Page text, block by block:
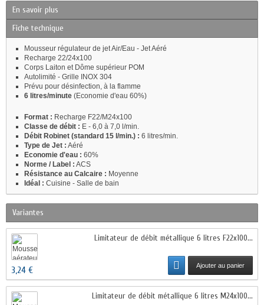
En savoir plus
Fiche technique
Mousseur régulateur de jet Air/Eau - Jet Aéré
Recharge 22/24x100
Corps Laiton et Dôme supérieur POM
Autolimité - Grille INOX 304
Prévu pour désinfection, à la flamme
6 litres/minute (Economie d'eau 60%)
Format : Recharge F22/M24x100
Classe de débit : E - 6,0 à 7,0 l/min.
Débit Robinet (standard 15 l/min.) : 6 litres/min.
Type de Jet : Aéré
Economie d'eau : 60%
Norme / Label : ACS
Résistance au Calcaire : Moyenne
Idéal : Cuisine - Salle de bain
Variantes
Limitateur de débit métallique 6 litres F22x100...
3,24 € Ajouter au panier
Limitateur de débit métallique 6 litres M24x100...